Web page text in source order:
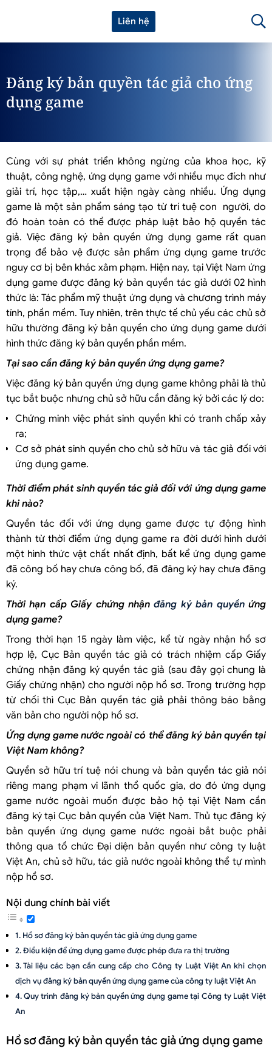
Liên hệ
Đăng ký bản quyền tác giả cho ứng
dụng game
Cùng với sự phát triển không ngừng của khoa học, kỹ
thuật, công nghệ, ứng dụng game với nhiều mục đích như
giải trí, học tập,… xuất hiện ngày càng nhiều. Ứng dụng
game là một sản phẩm sáng tạo từ trí tuệ con người, do
đó hoàn toàn có thể được pháp luật bảo hộ quyền tác
giả. Việc đăng ký bản quyền ứng dụng game rất quan
trọng để bảo vệ được sản phẩm ứng dụng game trước
nguy cơ bị bên khác xâm phạm. Hiện nay, tại Việt Nam ứng
dụng game được đăng ký bản quyền tác giả dưới 02 hình
thức là: Tác phẩm mỹ thuật ứng dụng và chương trình máy
tính, phần mềm. Tuy nhiên, trên thực tế chủ yếu các chủ sở
hữu thường đăng ký bản quyền cho ứng dụng game dưới
hình thức đăng ký bản quyền phần mềm.
Tại sao cần đăng ký bản quyền ứng dụng game?
Việc đăng ký bản quyền ứng dụng game không phải là thủ
tục bắt buộc nhưng chủ sở hữu cần đăng ký bởi các lý do:
Chứng minh việc phát sinh quyền khi có tranh chấp xảy
ra;
Cơ sở phát sinh quyền cho chủ sở hữu và tác giả đối với
ứng dụng game.
Thời điểm phát sinh quyền tác giả đối với ứng dụng game
khi nào?
Quyền tác đối với ứng dụng game được tự động hình
thành từ thời điểm ứng dụng game ra đời dưới hình dưới
một hình thức vật chất nhất định, bất kể ứng dụng game
đã công bố hay chưa công bố, đã đăng ký hay chưa đăng
ký.
Thời hạn cấp Giấy chứng nhậnđăng ký bản quyềnứng
dụng game?
Trong thời hạn 15 ngày làm việc, kể từ ngày nhận hồ sơ
hợp lệ, Cục Bản quyền tác giả có trách nhiệm cấp Giấy
chứng nhận đăng ký quyền tác giả (sau đây gọi chung là
Giấy chứng nhận) cho người nộp hồ sơ. Trong trường hợp
từ chối thì Cục Bản quyền tác giả phải thông báo bằng
văn bản cho người nộp hồ sơ.
Ứng dụng game nước ngoài có thể đăng ký bản quyền tại
Việt Nam không?
Quyền sở hữu trí tuệ nói chung và bản quyền tác giả nói
riêng mang phạm vi lãnh thổ quốc gia, do đó ứng dụng
game nước ngoài muốn được bảo hộ tại Việt Nam cần
đăng ký tại Cục bản quyền của Việt Nam. Thủ tục đăng ký
bản quyền ứng dụng game nước ngoài bắt buộc phải
thông qua tổ chức Đại diện bản quyền như công ty luật
Việt An, chủ sở hữu, tác giả nước ngoài không thể tự mình
nộp hồ sơ.
Nội dung chính bài viết
Hồ sơ đăng ký bản quyền tác giả ứng dụng game
Điều kiện để ứng dụng game được phép đưa ra thị trường
Tài liệu các bạn cần cung cấp cho Công ty Luật Việt An khi chọn
dịch vụ đăng ký bản quyền ứng dụng game của công ty luật Việt An
Quy trình đăng ký bản quyền ứng dụng game tại Công ty Luật Việt
An
Hồ sơ đăng ký bản quyền tác giả ứng dụng game